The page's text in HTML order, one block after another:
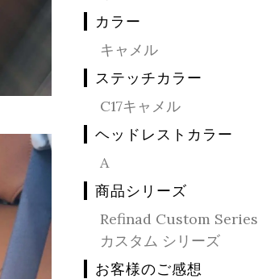
カラー
キャメル
ステッチカラー
C17キャメル
ヘッドレストカラー
A
商品シリーズ
Refinad Custom Series
カスタム シリーズ
お客様のご感想